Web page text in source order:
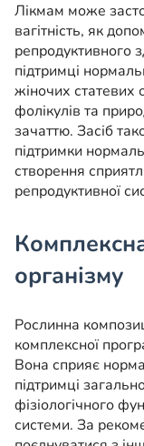
Лікмам може
вагітність, як
репродуктивного
підтримці
жіночих статевих
фолікулів та
зачаттю. Засіб
підтримки
створення
репродуктивної
організму
Рослинна
комплексної
Вона сприяє
підтримці
фізіологічного
системи. За